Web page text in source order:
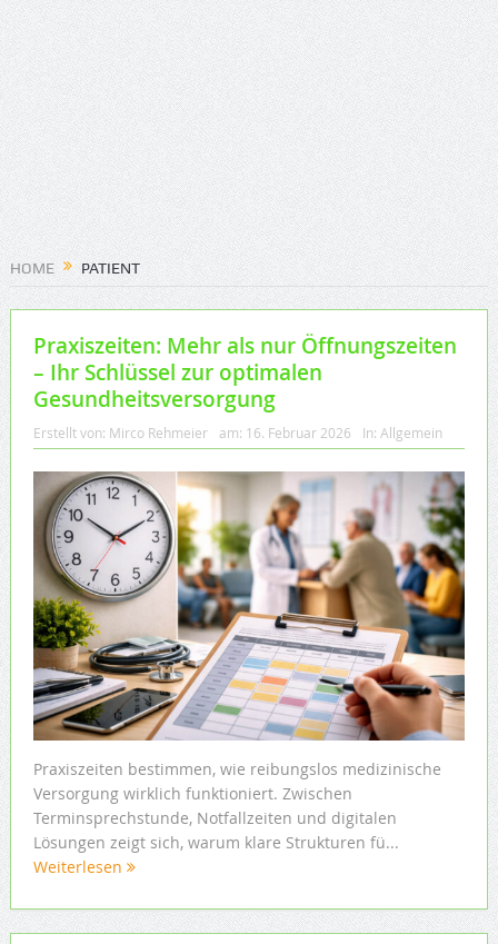
HOME PATIENT
Praxiszeiten: Mehr als nur Öffnungszeiten
– Ihr Schlüssel zur optimalen
Gesundheitsversorgung
Erstellt von: Mirco Rehmeier am: 16. Februar 2026 In: Allgemein
Praxiszeiten bestimmen, wie reibungslos medizinische
Versorgung wirklich funktioniert. Zwischen
Terminsprechstunde, Notfallzeiten und digitalen
Lösungen zeigt sich, warum klare Strukturen fü...
Weiterlesen